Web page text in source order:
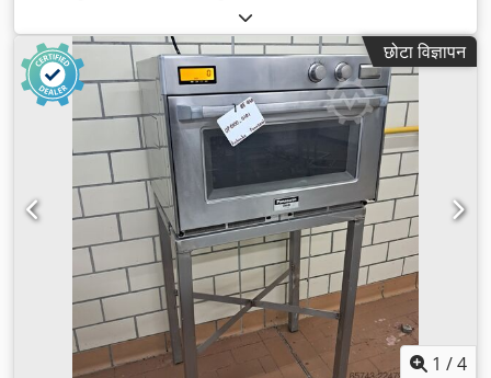
छोटा विज्ञापन
1 /4